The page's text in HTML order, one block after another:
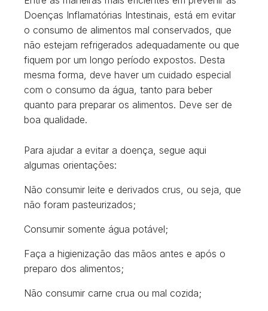
Doenças Inflamatórias Intestinais, está em evitar
o consumo de alimentos mal conservados, que
não estejam refrigerados adequadamente ou que
fiquem por um longo período expostos. Desta
mesma forma, deve haver um cuidado especial
com o consumo da água, tanto para beber
quanto para preparar os alimentos. Deve ser de
boa qualidade.
Para ajudar a evitar a doença, segue aqui
algumas orientações:
Não consumir leite e derivados crus, ou seja, que
não foram pasteurizados;
Consumir somente água potável;
Faça a higienização das mãos antes e após o
preparo dos alimentos;
Não consumir carne crua ou mal cozida;